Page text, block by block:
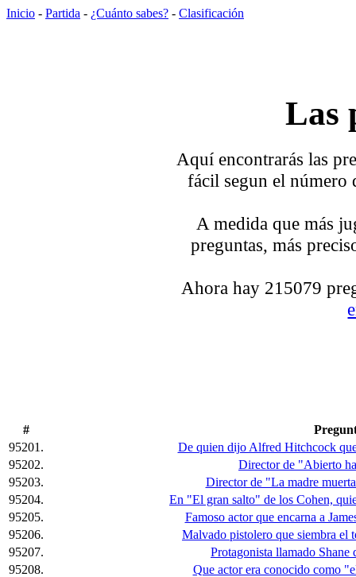
Inicio - Partida - ¿Cuánto sabes? - Clasificación
Las
Aquí encontrarás las
fácil segun el número
A medida que más
preguntas, más
Ahora hay 215079
#
95201.
De quien dijo Alfred Hitchcock
95202.
Director de "Abierto
95203.
Director de "La madre
95204.
En "El gran salto" de los Cohen,
95205.
Famoso actor que encarna a
95206.
Malvado pistolero que siembra el
95207.
Protagonista llamado
95208.
Que actor era conocido como